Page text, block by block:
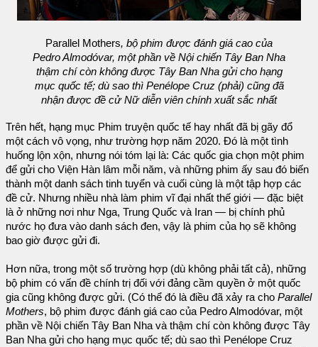
Parallel Mothers, bộ phim được đánh giá cao của
Pedro Almodóvar, một phần về Nội chiến Tây Ban Nha
thậm chí còn không được Tây Ban Nha gửi cho hạng
mục quốc tế; dù sao thì Penélope Cruz (phải) cũng đã
nhận được đề cử Nữ diễn viên chính xuất sắc nhất
Trên hết, hạng mục Phim truyện quốc tế hay nhất đã bị gãy đổ
một cách vô vọng, như trường hợp năm 2020. Đó là một tình
huống lộn xộn, nhưng nói tóm lại là: Các quốc gia chọn một phim
để gửi cho Viện Hàn lâm mỗi năm, và những phim ấy sau đó biến
thành một danh sách tinh tuyển và cuối cùng là một tập hợp các
đề cử. Nhưng nhiều nhà làm phim vĩ đại nhất thế giới — đặc biệt
là ở những nơi như Nga, Trung Quốc và Iran — bị chính phủ
nước họ đưa vào danh sách đen, vậy là phim của họ sẽ không
bao giờ được gửi đi.
Hơn nữa, trong một số trường hợp (dù không phải tất cả), những
bộ phim có vấn đề chính trị đối với đảng cầm quyền ở một quốc
gia cũng không được gửi. (Có thể đó là điều đã xảy ra cho Parallel
Mothers, bộ phim được đánh giá cao của Pedro Almodóvar, một
phần về Nội chiến Tây Ban Nha và thậm chí còn không được Tây
Ban Nha gửi cho hạng mục quốc tế; dù sao thì Penélope Cruz